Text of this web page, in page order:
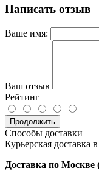
Написать отзыв
Ваше имя:
Ваш отзыв
Рейтинг
Продолжить
Способы доставки
Курьерская доставка
Доставка по